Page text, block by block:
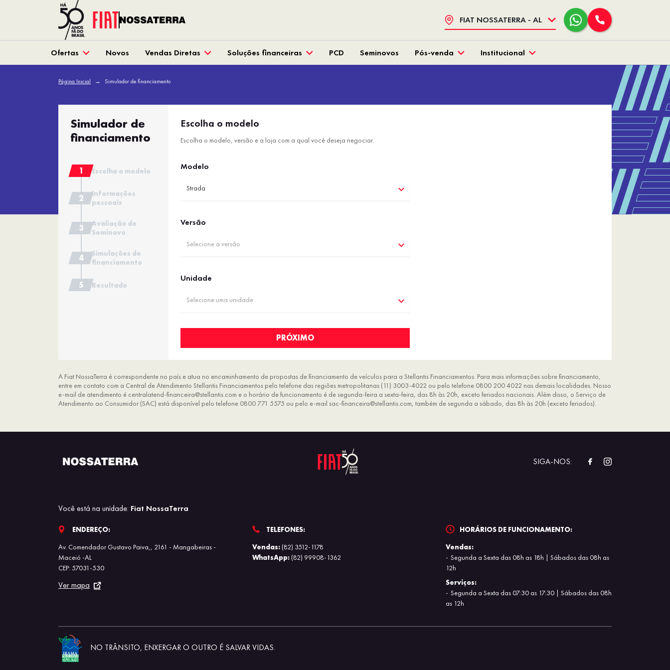
FIAT NOSSATERRA - AL
Ofertas Novos Vendas Diretas Soluções financeiras PCD Seminovos Pós-venda Institucional
Página Inicial Simulador de financiamento
Simulador de
financiamento
Escolha o modelo
Informações
pessoais
Avaliação de
Seminovo
Simulações de
financiamento
Resultado
Escolha o modelo
Escolha o modelo, versão e a loja com a qual você deseja negociar.
Modelo
Strada
Versão
Selecione a versão
Unidade
Selecione uma unidade
PRÓXIMO
A Fiat NossaTerra é correspondente no país e atua no encaminhamento de propostas de financiamento de veículos para a Stellantis Financiamentos. Para mais informações sobre financiamento,
entre em contato com a Central de Atendimento Stellantis Financiamentos pelo telefone das regiões metropolitanas (11) 3003-4022 ou pelo telefone 0800 200 4022 nas demais localidades. Nosso
e-mail de atendimento é centralatend-financeira@stellantis.com e o horário de funcionamento é de segunda-feira a sexta-feira, das 8h às 20h, exceto feriados nacionais. Além disso, o Serviço de
Atendimento ao Consumidor (SAC) está disponível pelo telefone 0800 771 5575 ou pelo e-mail sac-financeira@stellantis.com, também de segunda a sábado, das 8h às 20h (exceto feriados).
SIGA-NOS:
Você está na unidade: Fiat NossaTerra
ENDEREÇO:
Av. Comendador Gustavo Paiva,, 2161 - Mangabeiras -
Maceió -AL
CEP: 57031-530
Ver mapa
TELEFONES:
Vendas:(82) 3512-1178
WhatsApp:(82) 99908-1362
HORÁRIOS DE FUNCIONAMENTO:
Vendas:
Segunda a Sexta das 08h as 18h | Sábados das 08h as
12h
Serviços:
Segunda a Sexta das 07:30 as 17:30 | Sábados das 08h
as 12h
NO TRÂNSITO, ENXERGAR O OUTRO É SALVAR VIDAS.